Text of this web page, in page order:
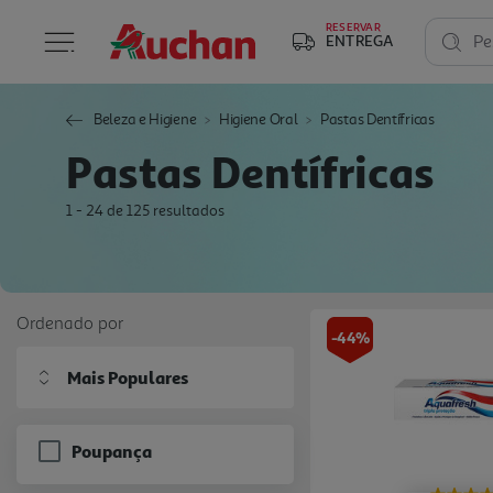
RESERVAR
ENTREGA
Beleza e Higiene Higiene Oral Pastas Dentífricas
Pastas Dentífricas
1 - 24 de 125 resultados
Ordenado por
Mais Populares
Poupança
-44%